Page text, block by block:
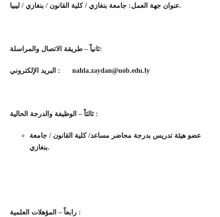
عنوان جهة العمل: جامعة بنغازي / كلية القانون / بنغازي / ليبيا.
ثانياً – طريقة الاتصال والمراسلة:
: nahla.zaydan@uob.edu.ly
ثالثاً – الوظيفة والدرجة الحالية :
عضو هيئة تدريس بدرجة محاضر مساعد/ كلية القانون / جامعة
بنغازي.
رابعاً – المؤهلات العلمية :